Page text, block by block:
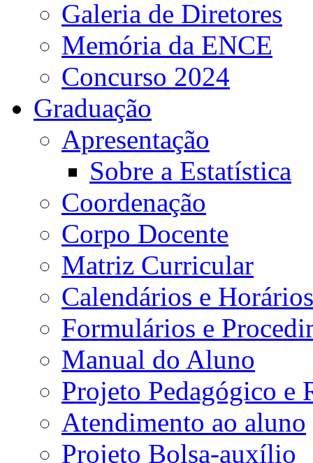
Galeria de Diretores
Memória da ENCE
Concurso 2024
Graduação
Apresentação
Sobre a Estatística
Coordenação
Corpo Docente
Matriz Curricular
Calendários e Horários
Formulários e
Manual do Aluno
Projeto Pedagógico e
Atendimento ao aluno
Projeto Bolsa-auxílio